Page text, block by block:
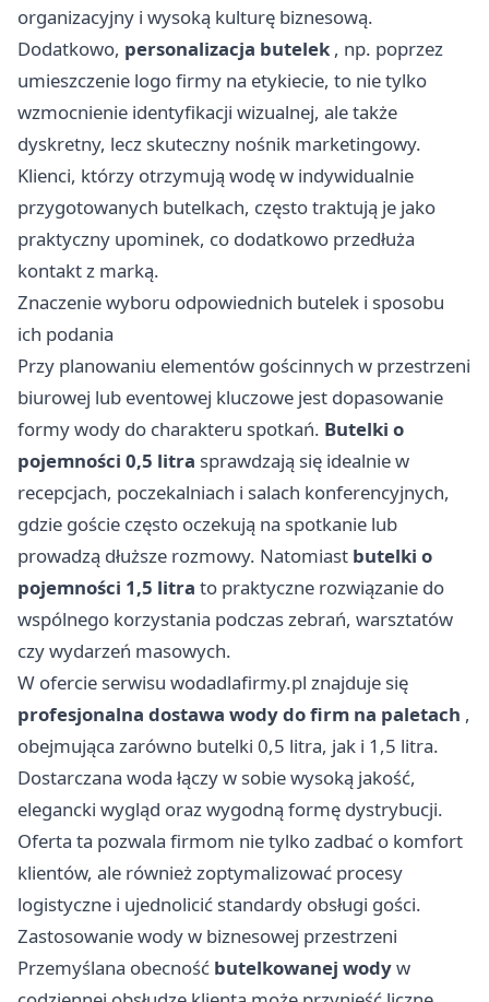
organizacyjny i wysoką kulturę biznesową.
Dodatkowo, personalizacja butelek , np. poprzez
umieszczenie logo firmy na etykiecie, to nie tylko
wzmocnienie identyfikacji wizualnej, ale także
dyskretny, lecz skuteczny nośnik marketingowy.
Klienci, którzy otrzymują wodę w indywidualnie
przygotowanych butelkach, często traktują je jako
praktyczny upominek, co dodatkowo przedłuża
kontakt z marką.
Znaczenie wyboru odpowiednich butelek i sposobu
ich podania
Przy planowaniu elementów gościnnych w przestrzeni
biurowej lub eventowej kluczowe jest dopasowanie
formy wody do charakteru spotkań. Butelki o
pojemności 0,5 litra sprawdzają się idealnie w
recepcjach, poczekalniach i salach konferencyjnych,
gdzie goście często oczekują na spotkanie lub
prowadzą dłuższe rozmowy. Natomiast butelki o
pojemności 1,5 litra to praktyczne rozwiązanie do
wspólnego korzystania podczas zebrań, warsztatów
czy wydarzeń masowych.
W ofercie serwisu wodadlafirmy.pl znajduje się
profesjonalna dostawa wody do firm na paletach ,
obejmująca zarówno butelki 0,5 litra, jak i 1,5 litra.
Dostarczana woda łączy w sobie wysoką jakość,
elegancki wygląd oraz wygodną formę dystrybucji.
Oferta ta pozwala firmom nie tylko zadbać o komfort
klientów, ale również zoptymalizować procesy
logistyczne i ujednolicić standardy obsługi gości.
Zastosowanie wody w biznesowej przestrzeni
Przemyślana obecność butelkowanej wodyw